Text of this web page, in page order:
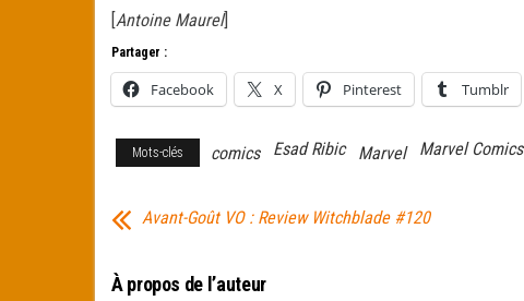
[Antoine Maurel]
Partager :
Facebook X Pinterest Tumblr
Mots-clés comics Esad Ribic Marvel Marvel Comics
Avant-Goût VO : Review Witchblade #120
À propos de l’auteur